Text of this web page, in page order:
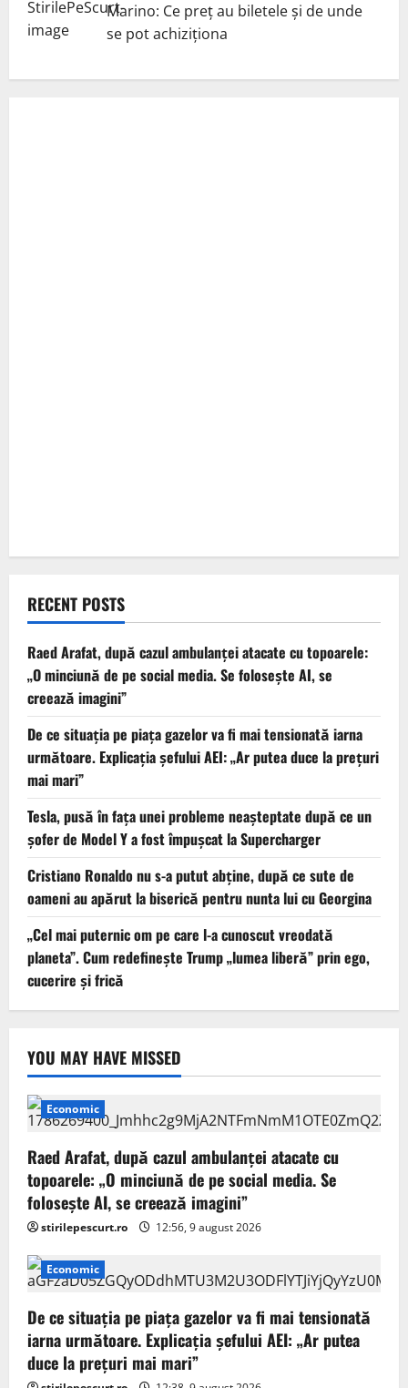
Marino: Ce preț au biletele și de unde
se pot achiziționa
RECENT POSTS
Raed Arafat, după cazul ambulanței atacate cu topoarele:
„O minciună de pe social media. Se folosește AI, se
creează imagini”
De ce situaţia pe piaţa gazelor va fi mai tensionată iarna
următoare. Explicația șefului AEI: „Ar putea duce la preţuri
mai mari”
Tesla, pusă în fața unei probleme neașteptate după ce un
șofer de Model Y a fost împușcat la Supercharger
Cristiano Ronaldo nu s-a putut abține, după ce sute de
oameni au apărut la biserică pentru nunta lui cu Georgina
„Cel mai puternic om pe care l-a cunoscut vreodată
planeta”. Cum redefinește Trump „lumea liberă” prin ego,
cucerire și frică
YOU MAY HAVE MISSED
Economic
Raed Arafat, după cazul ambulanței atacate cu
topoarele: „O minciună de pe social media. Se
folosește AI, se creează imagini”
stirilepescurt.ro 12:56, 9 august 2026
Economic
De ce situaţia pe piaţa gazelor va fi mai tensionată
iarna următoare. Explicația șefului AEI: „Ar putea
duce la preţuri mai mari”